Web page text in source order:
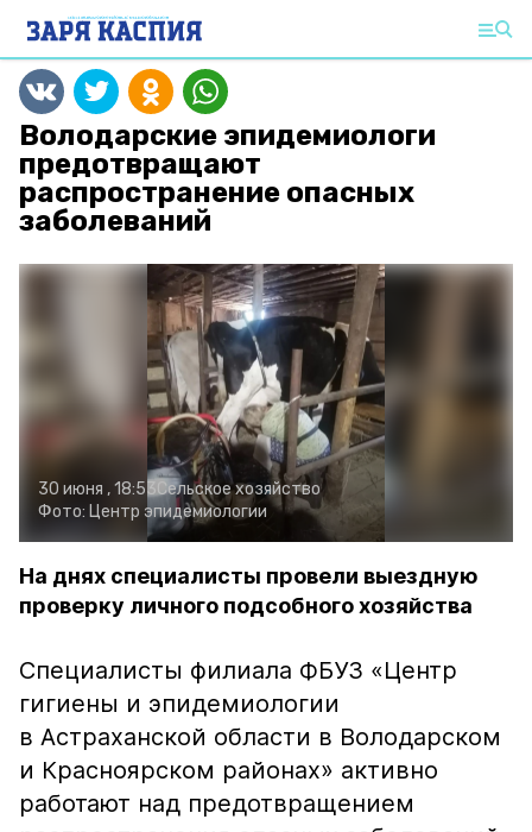
Володарские эпидемиологи
предотвращают
распространение опасных
заболеваний
30 июня , 18:53Сельское хозяйство
Фото: Центр эпидемиологии
На днях специалисты провели выездную
проверку личного подсобного хозяйства
Специалисты филиала ФБУЗ «Центр
гигиены и эпидемиологии
в Астраханской области в Володарском
и Красноярском районах» активно
работают над предотвращением